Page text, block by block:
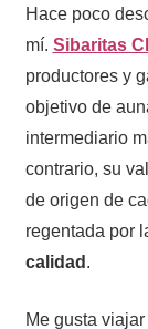
Hace poco
mí. Sibaritas
productores y
objetivo de
intermediario
contrario, su
de origen de
regentada por
calidad .
Me gusta